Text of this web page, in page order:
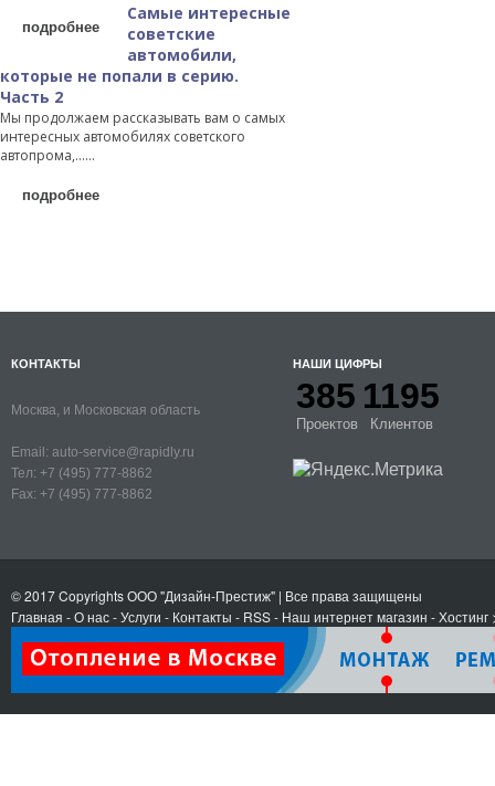
подробнее
Самые интересные
советские
автомобили,
которые не попали в серию.
Часть 2
Мы продолжаем рассказывать вам о самых
интересных автомобилях советского
автопрома,…...
подробнее
КОНТАКТЫ
Москва, и Московская область
Email: auto-service@rapidly.ru
Тел: +7 (495) 777-8862
Fax: +7 (495) 777-8862
НАШИ ЦИФРЫ
385
Проектов
1195
Клиентов
© 2017 CopyrightsООО "Дизайн-Престиж" | Все права защищены
Главная -О нас-Услуги - Контакты - RSS- Наш интернет магазин -Хостинг